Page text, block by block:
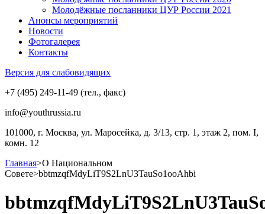
Молодёжные посланники ЦУР России 2021
Анонсы мероприятий
Новости
Фотогалерея
Контакты
Версия для слабовидящих
+7 (495) 249-11-49 (тел., факс)
info@youthrussia.ru
101000, г. Москва, ул. Маросейка, д. 3/13, стр. 1, этаж 2, пом. I,
комн. 12
Главная>О Национальном
Совете>bbtmzqfMdyLiT9S2LnU3TauSo1ooAhbi